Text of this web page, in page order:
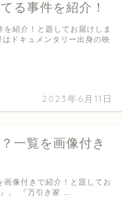
る事件を紹介！
2023年6月11日
紹介！と題してお届けしま
ドキュメンタリー出身の映
一覧を画像付き
像付きで紹介！と題してお
。 『万引き家 …